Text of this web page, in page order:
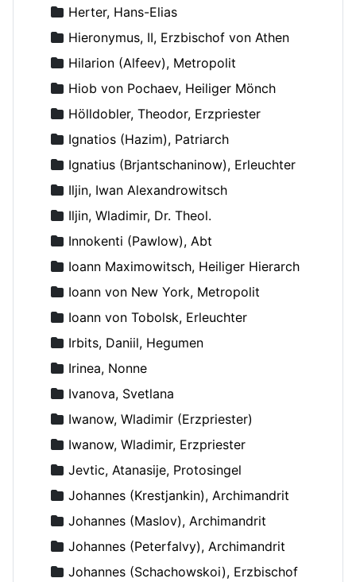
Herter, Hans-Elias
Hieronymus, II, Erzbischof von Athen
Hilarion (Alfeev), Metropolit
Hiob von Pochaev, Heiliger Mönch
Hölldobler, Theodor, Erzpriester
Ignatios (Hazim), Patriarch
Ignatius (Brjantschaninow), Erleuchter
Iljin, Iwan Alexandrowitsch
Iljin, Wladimir, Dr. Theol.
Innokenti (Pawlow), Abt
Ioann Maximowitsch, Heiliger Hierarch
Ioann von New York, Metropolit
Ioann von Tobolsk, Erleuchter
Irbits, Daniil, Hegumen
Irinea, Nonne
Ivanova, Svetlana
Iwanow, Wladimir (Erzpriester)
Iwanow, Wladimir, Erzpriester
Jevtic, Atanasije, Protosingel
Johannes (Krestjankin), Archimandrit
Johannes (Maslov), Archimandrit
Johannes (Peterfalvy), Archimandrit
Johannes (Schachowskoi), Erzbischof